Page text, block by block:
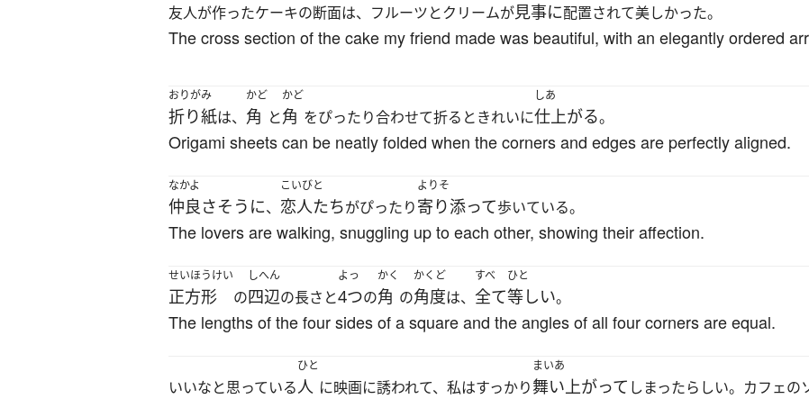
友人が作ったケーキの断面は、フルーツとクリームが見事に配置されて美しかった。
The cross section of the cake my friend made was beautiful, with an elegantly ordered
おりがみ
折り紙は、
かど
角 と
かど
角 をぴったり合わせて折るときれいに
しあ
仕上がる。
Origami sheets can be neatly folded when the corners and edges are perfectly aligned.
なかよ
仲良さそうに、
こいびと
恋人たちがぴったり
よりそ
寄り添って歩いている。
The lovers are walking, snuggling up to each other, showing their affection.
せいほうけい
正方形 の
しへん
四辺の長さと
よっ
4つの
かく
角 の
かくど
角度は、
すべ
全て
ひと
等しい。
The lengths of the four sides of a square and the angles of all four corners are equal.
いいなと思っている
ひと
人 に映画に誘われて、私はすっかり
まいあ
舞い上がって しまったらしい。カフェ